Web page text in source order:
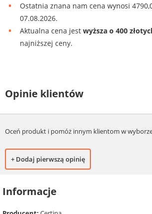
Ostatnia znana nam cena wynosi
07.08.2026.
Aktualna cena jest wyższa o 400
najniższej ceny.
Opinie klientów
Oceń produkt i pomóż innym klientom w
+ Dodaj pierwszą opinię
Informacje